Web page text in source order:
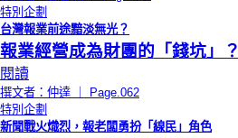
特別企劃
台灣報業前途黯淡無光？
報業經營成為財團的「錢坑」？
閱讀
撰文者：仲達 ｜ Page.062
特別企劃
新聞戰火熾烈，報老闆勇扮「線民」角色